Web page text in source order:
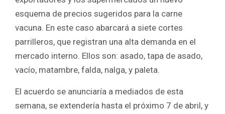
o
o
k
A
p
p
esquema de precios sugeridos para la carne
vacuna. En este caso abarcará a siete cortes
parrilleros, que registran una alta demanda en el
mercado interno. Ellos son: asado, tapa de asado,
vacío, matambre, falda, nalga, y paleta.
El acuerdo se anunciaría a mediados de esta
semana, se extendería hasta el próximo 7 de abril, y